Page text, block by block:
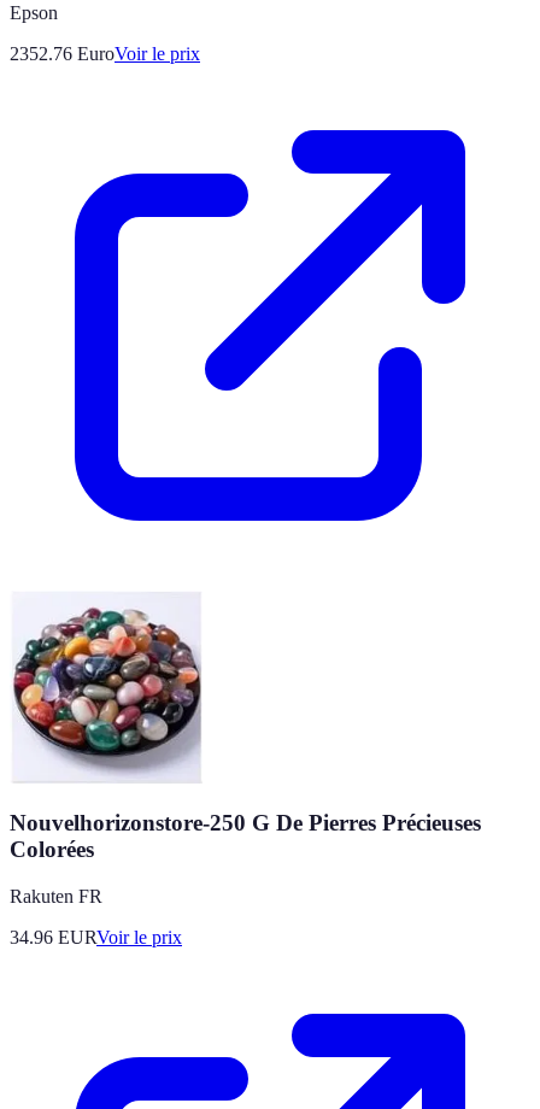
Epson
2352.76 EuroVoir le prix
Nouvelhorizonstore-250 G De Pierres Précieuses
Colorées
Rakuten FR
34.96 EURVoir le prix